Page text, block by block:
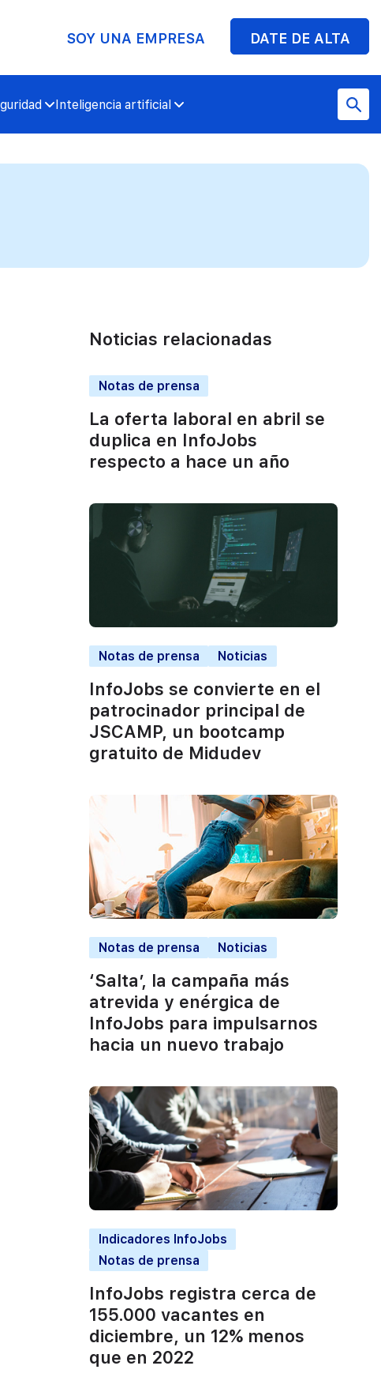
SOY UNA EMPRESA DATE DE ALTA
Inteligencia artificial
Noticias relacionadas
Notas de prensa
La oferta laboral en abril se
duplica en InfoJobs
respecto a hace un año
Notas de prensa Noticias
InfoJobs se convierte en el
patrocinador principal de
JSCAMP, un bootcamp
gratuito de Midudev
Notas de prensa Noticias
‘Salta’, la campaña más
atrevida y enérgica de
InfoJobs para impulsarnos
hacia un nuevo trabajo
Indicadores InfoJobs
Notas de prensa
InfoJobs registra cerca de
155.000 vacantes en
diciembre, un 12% menos
que en 2022